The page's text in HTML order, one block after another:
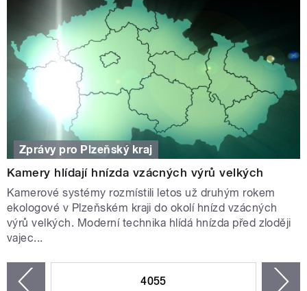
Zprávy pro Plzeňský kraj
Kamery hlídají hnízda vzácných výrů velkých
Kamerové systémy rozmístili letos už druhým rokem
ekologové v Plzeňském kraji do okolí hnízd vzácných
výrů velkých. Moderní technika hlídá hnízda před zloději
vajec...
4055